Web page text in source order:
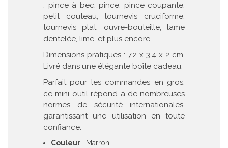
: pince à bec, pince, pince coupante,
petit couteau, tournevis cruciforme,
tournevis plat, ouvre-bouteille, lame
dentelée, lime, et plus encore.
Dimensions pratiques : 7,2 x 3,4 x 2 cm.
Livré dans une élégante boîte cadeau.
Parfait pour les commandes en gros,
ce mini-outil répond à de nombreuses
normes de sécurité internationales,
garantissant une utilisation en toute
confiance.
Couleur : Marron